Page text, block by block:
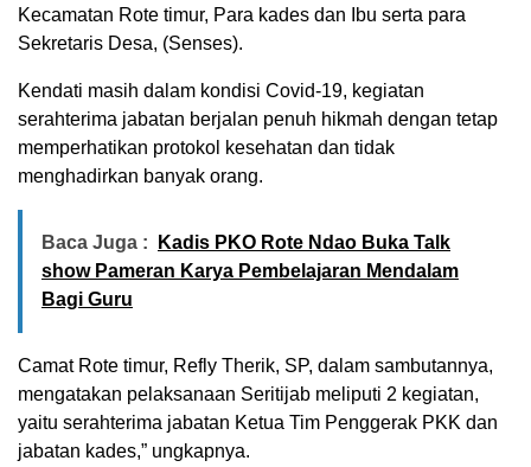
Kecamatan Rote timur, Para kades dan Ibu serta para
Sekretaris Desa, (Senses).
Kendati masih dalam kondisi Covid-19, kegiatan
serahterima jabatan berjalan penuh hikmah dengan tetap
memperhatikan protokol kesehatan dan tidak
menghadirkan banyak orang.
Baca Juga :
Kadis PKO Rote Ndao Buka Talk
show Pameran Karya Pembelajaran Mendalam
Bagi Guru
Camat Rote timur, Refly Therik, SP, dalam sambutannya,
mengatakan pelaksanaan Seritijab meliputi 2 kegiatan,
yaitu serahterima jabatan Ketua Tim Penggerak PKK dan
jabatan kades,” ungkapnya.